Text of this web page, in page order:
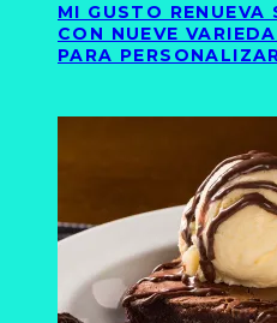
MI GUSTO
CON NUEVE
PARA